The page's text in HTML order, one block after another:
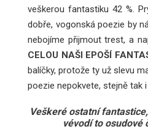
veškerou fantastiku 42 %.
dobře, vogonská poezie by
nebojíme přijmout trest, a
CELOU NAŠI EPOŠÍ
balíčky, protože ty už slevu
poezie nepokvete, stejně tak
Veškeré ostatní
vévodí to osudové